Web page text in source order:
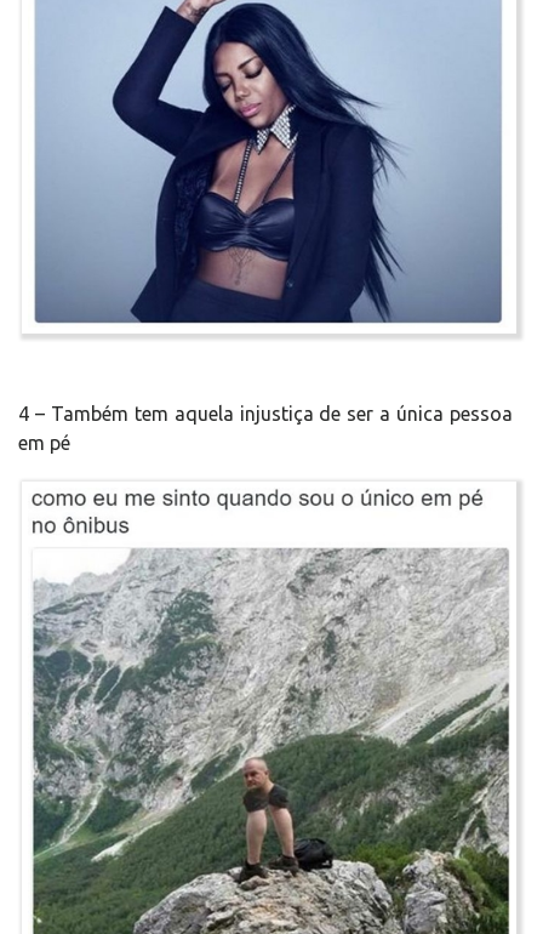
4 – Também tem aquela injustiça de ser a única pessoa
em pé